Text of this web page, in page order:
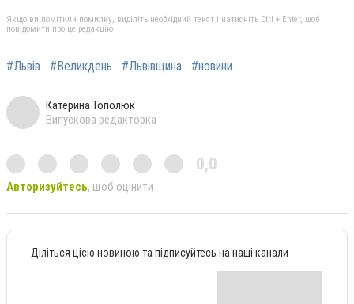
Якщо ви помітили помилку, виділіть необхідний текст і натисніть Ctrl + Enter, щоб
повідомити про це редакцію
#Львів #Великдень #Львівщина #новини
Катерина Тополюк
Випускова редакторка
0,0
Авторизуйтесь, щоб оцінити
Діліться цією новиною та підписуйтесь на наші канали